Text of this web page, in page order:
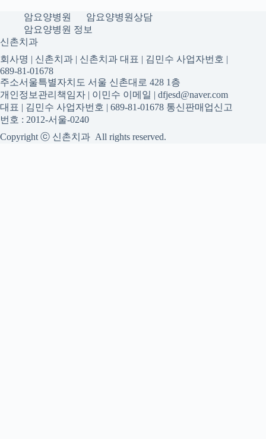
암요양병원
암요양병원상담
암요양병원 정보
신촌치과
회사명 | 신촌치과 | 신촌치과 대표 | 김민수 사업자번호 |
689-81-01678
주소서울특별자치도 서울 신촌대로 428 1층
개인정보관리책임자 | 이민수 이메일 | dfjesd@naver.com
대표 | 김민수 사업자번호 | 689-81-01678 통신판매업신고
번호 : 2012-서울-0240
Copyright ⓒ 신촌치과 All rights reserved.